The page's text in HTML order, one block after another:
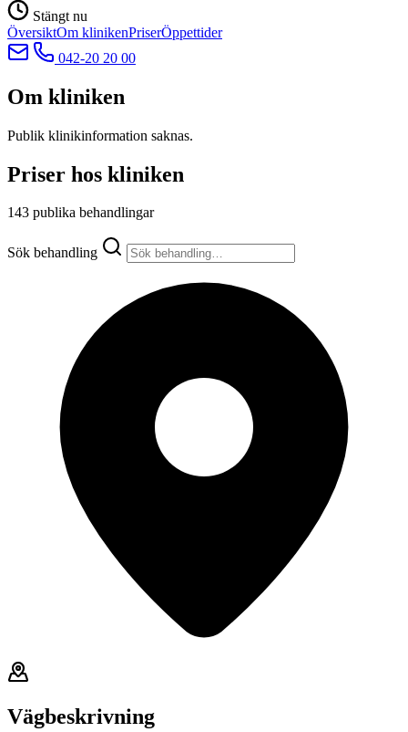
Stängt nu
ÖversiktOm klinikenPriserÖppettider
042-20 20 00
Om kliniken
Publik klinikinformation saknas.
Priser hos kliniken
143 publika behandlingar
Sök behandling
Vägbeskrivning